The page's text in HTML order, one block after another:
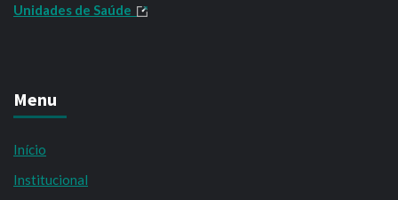
Unidades de Saúde
Menu
Início
Institucional